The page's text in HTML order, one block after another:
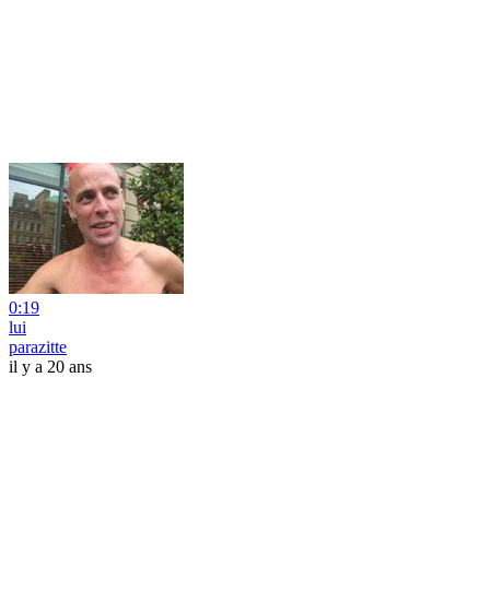
0:19
lui
parazitte
il y a 20 ans